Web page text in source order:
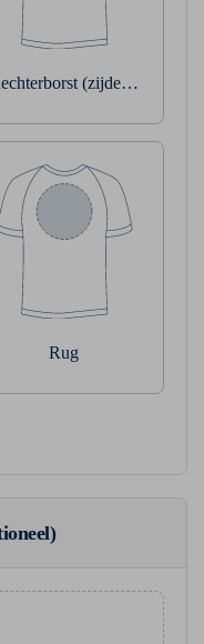
(zijde
Rug